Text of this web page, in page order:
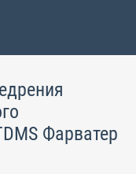
Фарватер